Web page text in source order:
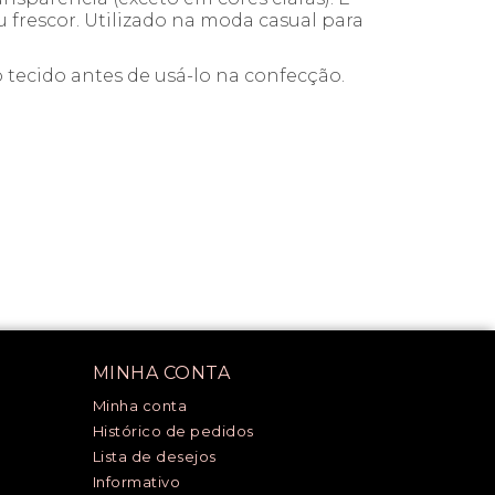
Utilizado na moda casual para
antes de usá-lo na confecção.
MINHA CONTA
Minha conta
Histórico de pedidos
Lista de desejos
Informativo